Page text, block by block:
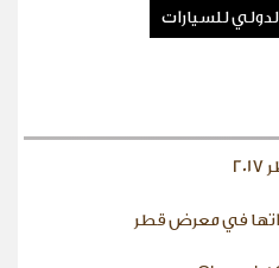
للسيارات
في معرض قطر